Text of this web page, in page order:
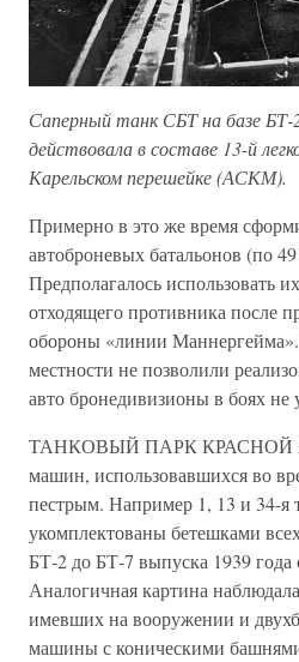
Саперный танк СБТ на базе
действовала в составе 13-й
Карельском перешейке (АСКМ).
Примерно в это же время
автоброневых батальонов (по
Предполагалось использовать
отходящего противника после
обороны «линии
местности не позволили
авто бронедивизионы в боях не
ТАНКОВЫЙ ПАРК КРАСНОЙ
машин, использовавшихся во
пестрым. Например 1, 13 и 34-я
укомплектованы бетешками
БТ-2 до БТ-7 выпуска 1939
Аналогичная картина
имевших на вооружении и
машины с коническими